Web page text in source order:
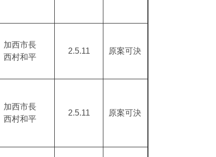
加西市長
西村和平
2.5.11 原案可決
加西市長
西村和平
2.5.11 原案可決